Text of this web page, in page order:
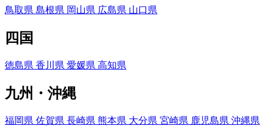
鳥取県 島根県 岡山県 広島県 山口県
四国
徳島県 香川県 愛媛県 高知県
九州・沖縄
福岡県 佐賀県 長崎県 熊本県 大分県 宮崎県 鹿児島県 沖縄県